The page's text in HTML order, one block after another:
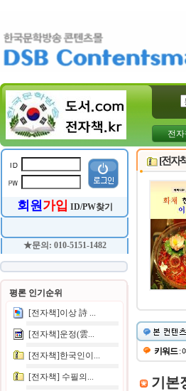
전자
회원가입 ID/PW찾기
★문의: 010-5151-1482
평론 인기순위
[전자책]이상 詩 ...
[전자책]운정(雲...
[전자책]한국인이...
[전자책] 수필의...
[전자
키워드:
기본